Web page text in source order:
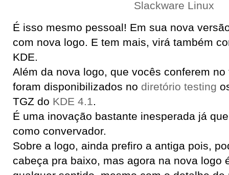
É isso mesmo pessoal! Em sua nova
com nova logo. E tem mais, virá também
KDE.
Além da nova logo, que vocês conferem
foram disponibilizados no diretório testing
TGZ do KDE 4.1.
É uma inovação bastante inesperada já
como convervador.
Sobre a logo, ainda prefiro a antiga pois,
cabeça pra baixo, mas agora na nova logo